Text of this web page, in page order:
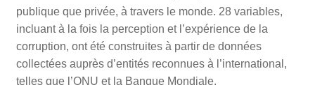
publique que privée, à travers le monde. 28 variables,
incluant à la fois la perception et l’expérience de la
corruption, ont été construites à partir de données
collectées auprès d’entités reconnues à l’international,
telles que l’ONU et la Banque Mondiale.